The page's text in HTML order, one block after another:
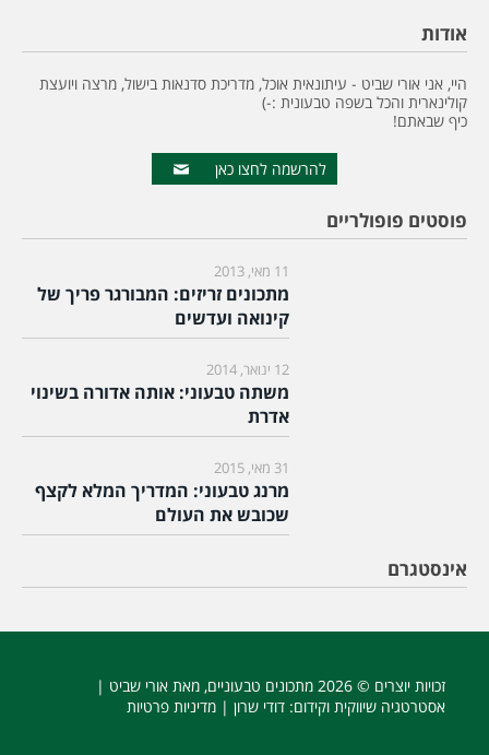
אודות
היי, אני אורי שביט - עיתונאית אוכל, מדריכת סדנאות בישול, מרצה ויועצת
קולינארית והכל בשפה טבעונית :-)
כיף שבאתם!
להרשמה לחצו כאן
פוסטים פופולריים
11 מאי, 2013
מתכונים זריזים: המבורגר פריך של
קינואה ועדשים
12 ינואר, 2014
משתה טבעוני: אותה אדורה בשינוי
אדרת
31 מאי, 2015
מרנג טבעוני: המדריך המלא לקצף
שכובש את העולם
אינסטגרם
זכויות יוצרים © 2026 מתכונים טבעוניים, מאת אורי שביט |
אסטרטגיה שיווקית וקידום: דודי שרון | מדיניות פרטיות